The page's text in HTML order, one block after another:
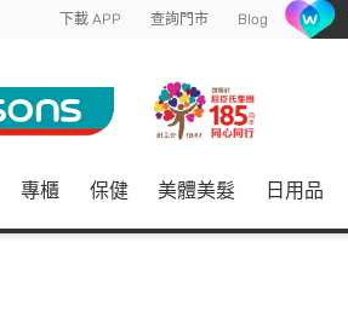
下載 APP 查詢門市 Blog
專櫃 保健 美體美髮 日用品